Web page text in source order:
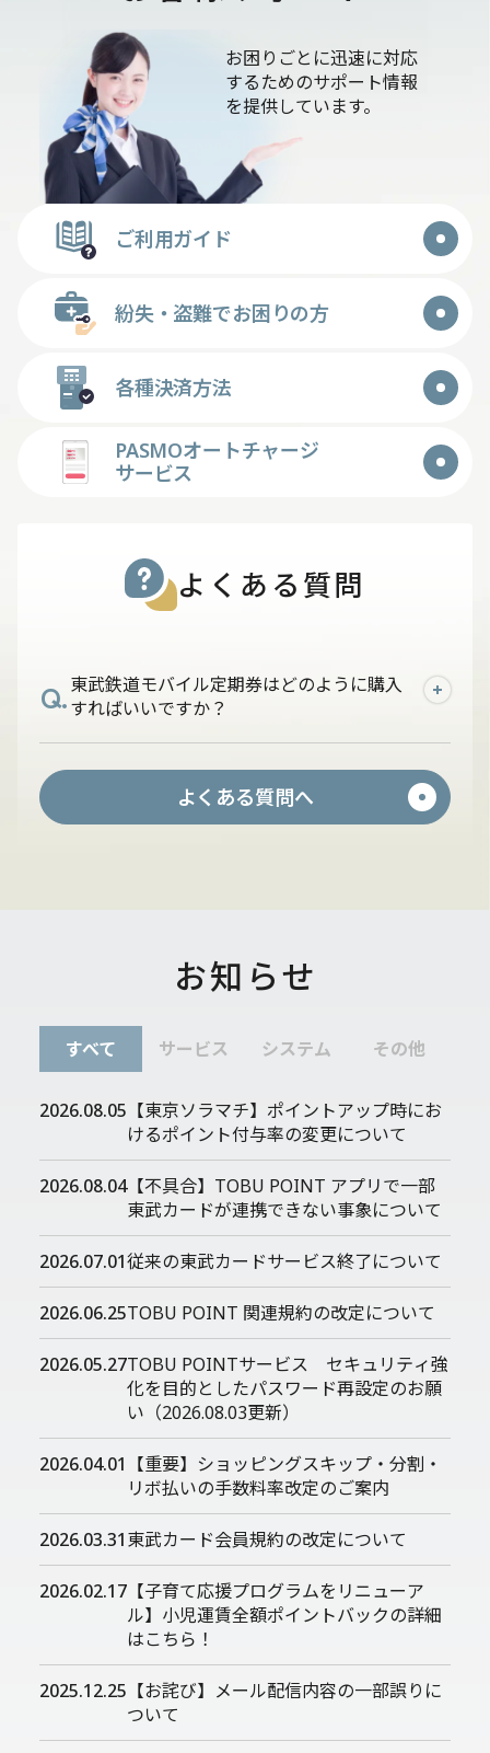
お困りごとに迅速に対応
するためのサポート情報
を提供しています。
ご利用ガイド
紛失・盗難でお困りの方
各種決済方法
PASMOオートチャージ
サービス
よくある質問
Q.東武鉄道モバイル定期券はどのように購入
すればいいですか？
A.PASMOアプリに東武カードをご登録いた
だき、東武鉄道が発駅のモバイル定期券を
購入してください。
よくある質問へ
お知らせ
すべて サービス システム その他
2026.08.05 【東京ソラマチ】ポイントアップ時にお
けるポイント付与率の変更について
2026.08.04【不具合】TOBU POINT アプリで一部
東武カードが連携できない事象について
2026.07.01従来の東武カードサービス終了について
2026.06.25TOBU POINT 関連規約の改定について
2026.05.27TOBU POINTサービス セキュリティ強
化を目的としたパスワード再設定のお願
い（2026.08.03更新）
2026.04.01 【重要】ショッピングスキップ・分割・
リボ払いの手数料率改定のご案内
2026.03.31東武カード会員規約の改定について
2026.02.17 【子育て応援プログラムをリニューア
ル】小児運賃全額ポイントバックの詳細
はこちら！
2025.12.25 【お詫び】メール配信内容の一部誤りに
ついて